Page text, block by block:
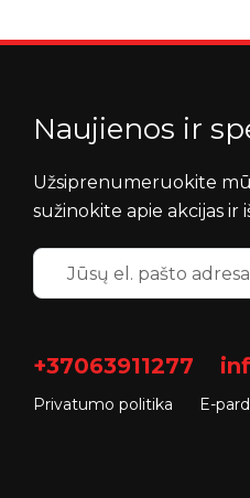
Naujienos ir
Užsiprenumeruokite
sužinokite apie akcijas ir
+37063911277
Privatumo politika E-